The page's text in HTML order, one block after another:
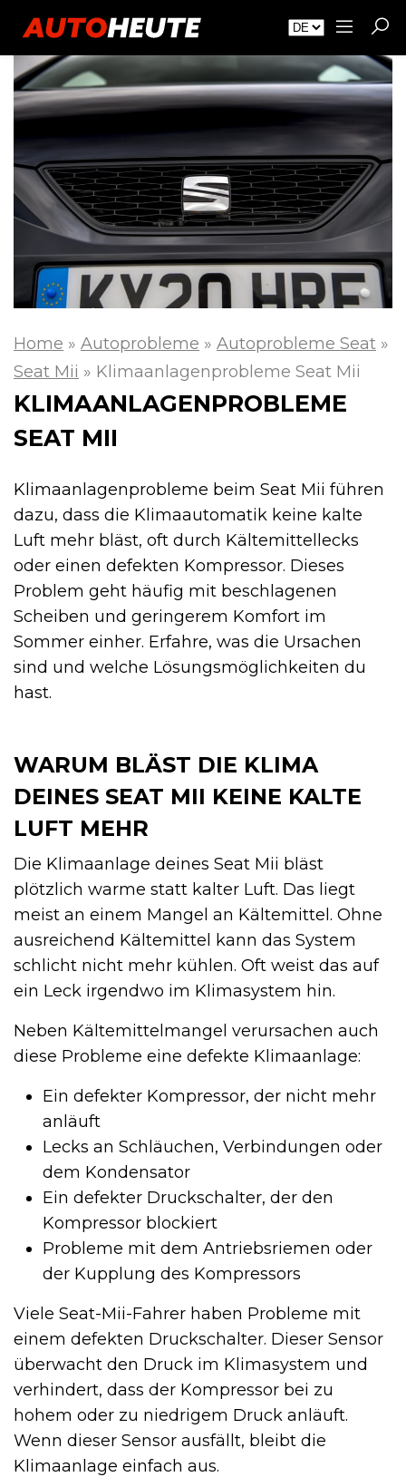
Home » Autoprobleme » Autoprobleme Seat »
Seat Mii » Klimaanlagenprobleme Seat Mii
KLIMAANLAGENPROBLEME
SEAT MII
Klimaanlagenprobleme beim Seat Mii führen
dazu, dass die Klimaautomatik keine kalte
Luft mehr bläst, oft durch Kältemittellecks
oder einen defekten Kompressor. Dieses
Problem geht häufig mit beschlagenen
Scheiben und geringerem Komfort im
Sommer einher. Erfahre, was die Ursachen
sind und welche Lösungs­möglichkeiten du
hast.
WARUM BLÄST DIE KLIMA
DEINES SEAT MII KEINE KALTE
LUFT MEHR
Die Klimaanlage deines Seat Mii bläst
plötzlich warme statt kalter Luft. Das liegt
meist an einem Mangel an Kältemittel. Ohne
ausreichend Kältemittel kann das System
schlicht nicht mehr kühlen. Oft weist das auf
ein Leck irgendwo im Klimasystem hin.
Neben Kältemittelmangel verursachen auch
diese Probleme eine defekte Klimaanlage:
Ein defekter Kompressor, der nicht mehr
anläuft
Lecks an Schläuchen, Verbindungen oder
dem Kondensator
Ein defekter Druckschalter, der den
Kompressor blockiert
Probleme mit dem Antriebsriemen oder
der Kupplung des Kompressors
Viele Seat-Mii-Fahrer haben Probleme mit
einem defekten Druckschalter. Dieser Sensor
überwacht den Druck im Klimasystem und
verhindert, dass der Kompressor bei zu
hohem oder zu niedrigem Druck anläuft.
Wenn dieser Sensor ausfällt, bleibt die
Klimaanlage einfach aus.